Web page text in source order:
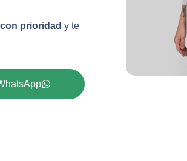
prioridad y te